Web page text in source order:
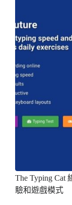
The Typing Cat
驗和遊戲模式